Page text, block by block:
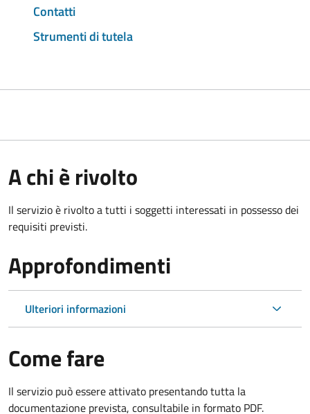
Contatti
Strumenti di tutela
A chi è rivolto
Il servizio è rivolto a tutti i soggetti interessati in possesso dei
requisiti previsti.
Approfondimenti
Ulteriori informazioni
Come fare
Il servizio può essere attivato presentando tutta la
documentazione prevista, consultabile in formato PDF.